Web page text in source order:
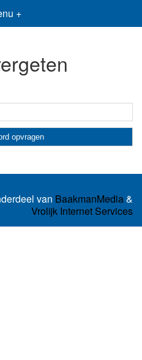
+
van BaakmanMedia&
Vrolijk Internet Services